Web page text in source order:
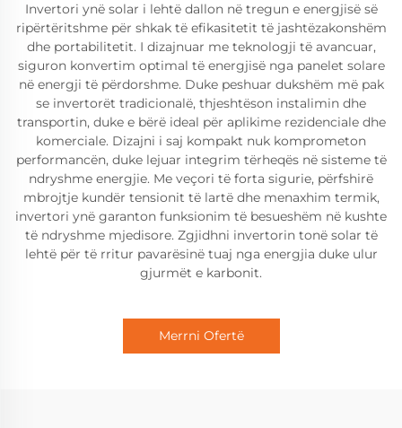
Invertori ynë solar i lehtë dallon në tregun e energjisë së
ripërtëritshme për shkak të efikasitetit të jashtëzakonshëm
dhe portabilitetit. I dizajnuar me teknologji të avancuar,
siguron konvertim optimal të energjisë nga panelet solare
në energji të përdorshme. Duke peshuar dukshëm më pak
se invertorët tradicionalë, thjeshtëson instalimin dhe
transportin, duke e bërë ideal për aplikime rezidenciale dhe
komerciale. Dizajni i saj kompakt nuk komprometon
performancën, duke lejuar integrim tërheqës në sisteme të
ndryshme energjie. Me veçori të forta sigurie, përfshirë
mbrojtje kundër tensionit të lartë dhe menaxhim termik,
invertori ynë garanton funksionim të besueshëm në kushte
të ndryshme mjedisore. Zgjidhni invertorin tonë solar të
lehtë për të rritur pavarësinë tuaj nga energjia duke ulur
gjurmët e karbonit.
Merrni Ofertë